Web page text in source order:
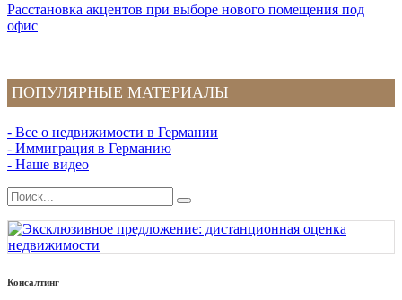
Расстановка акцентов при выборе нового помещения под
офис
ПОПУЛЯРНЫЕ МАТЕРИАЛЫ
- Все о недвижимости в Германии
- Иммиграция в Германию
- Наше видео
Консалтинг